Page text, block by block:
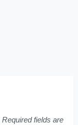
Required fields are